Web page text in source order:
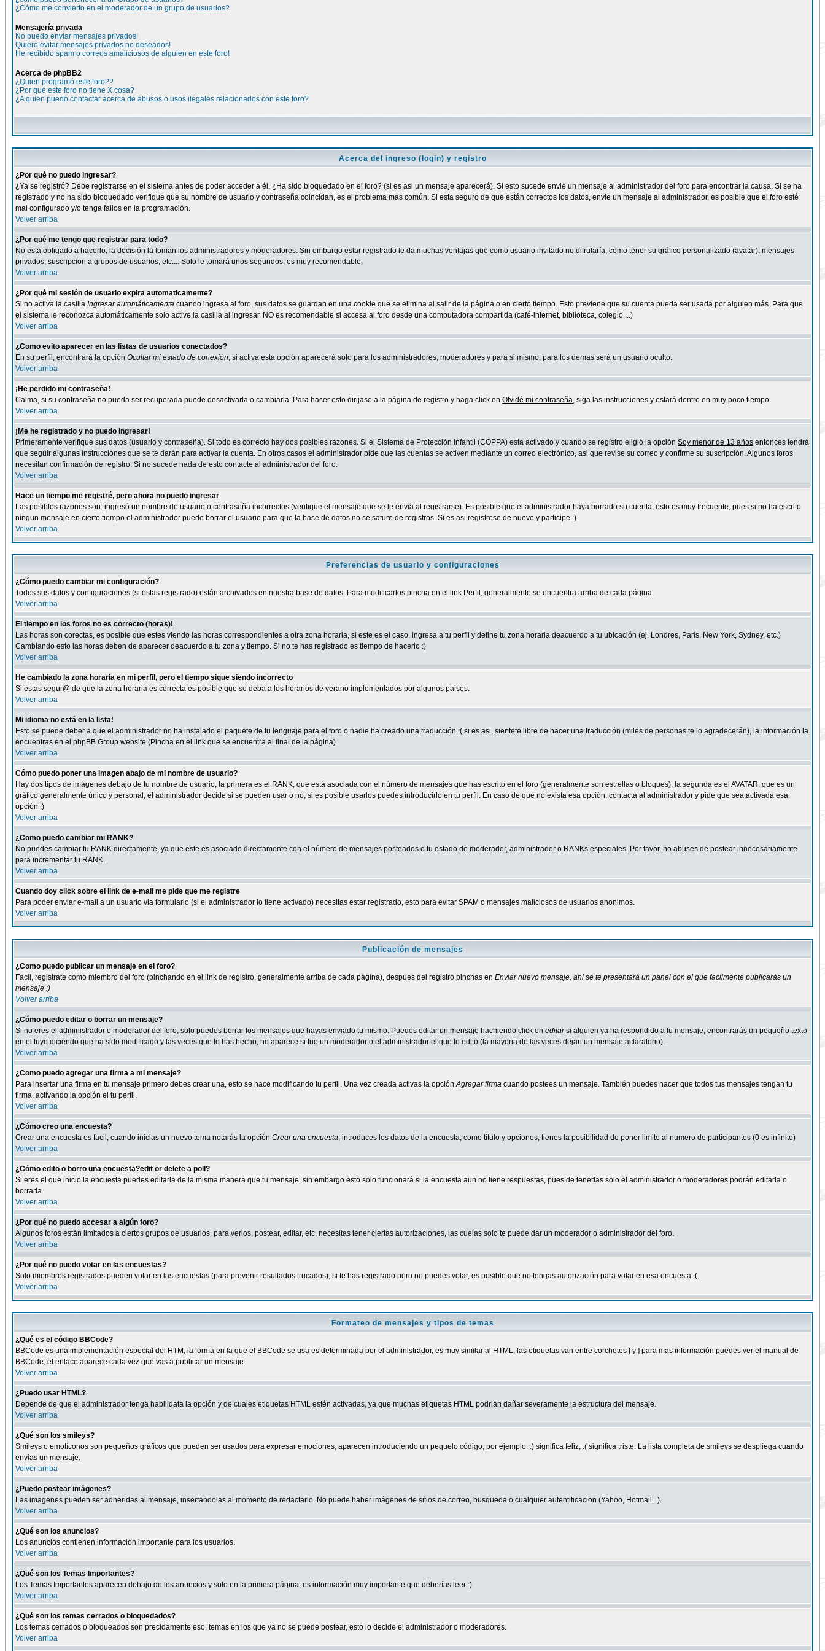
¿Cómo me convierto en el moderador de un grupo de usuarios?
Mensajería privada
No puedo enviar mensajes privados!
Quiero evitar mensajes privados no deseados!
He recibido spam o correos amaliciosos de alguien en este foro!
Acerca de phpBB2
¿Quien programó este foro??
¿Por qué este foro no tiene X cosa?
¿A quien puedo contactar acerca de abusos o usos ilegales relacionados con este foro?
Acerca del ingreso (login) y registro
¿Por qué no puedo ingresar?
¿Ya se registró? Debe registrarse en el sistema antes de poder acceder a él. ¿Ha sido bloquedado en el foro? (si es asi un mensaje aparecerá). Si esto sucede envie un mensaje al administrador del foro para encontrar la causa. Si se ha
registrado y no ha sido bloquedado verifique que su nombre de usuario y contraseña coincidan, es el problema mas común. Si esta seguro de que están correctos los datos, envie un mensaje al administrador, es posible que el foro esté
mal configurado y/o tenga fallos en la programación.
Volver arriba
¿Por qué me tengo que registrar para todo?
No esta obligado a hacerlo, la decisión la toman los administradores y moderadores. Sin embargo estar registrado le da muchas ventajas que como usuario invitado no difrutaría, como tener su gráfico personalizado (avatar), mensajes
privados, suscripcion a grupos de usuarios, etc.... Solo le tomará unos segundos, es muy recomendable.
Volver arriba
¿Por qué mi sesión de usuario expira automaticamente?
Si no activa la casilla Ingresar automáticamente cuando ingresa al foro, sus datos se guardan en una cookie que se elimina al salir de la página o en cierto tiempo. Esto previene que su cuenta pueda ser usada por alguien más. Para que
el sistema le reconozca automáticamente solo active la casilla al ingresar. NO es recomendable si accesa al foro desde una computadora compartida (café-internet, biblioteca, colegio ...)
Volver arriba
¿Como evito aparecer en las listas de usuarios conectados?
En su perfil, encontrará la opción Ocultar mi estado de conexión, si activa esta opción aparecerá solo para los administradores, moderadores y para si mismo, para los demas será un usuario oculto.
Volver arriba
¡He perdido mi contraseña!
Calma, si su contraseña no pueda ser recuperada puede desactivarla o cambiarla. Para hacer esto dirijase a la página de registro y haga click en Olvidé mi contraseña, siga las instrucciones y estará dentro en muy poco tiempo
Volver arriba
¡Me he registrado y no puedo ingresar!
Primeramente verifique sus datos (usuario y contraseña). Si todo es correcto hay dos posibles razones. Si el Sistema de Protección Infantil (COPPA) esta activado y cuando se registro eligió la opción Soy menor de 13 años entonces tendrá
que seguir algunas instrucciones que se te darán para activar la cuenta. En otros casos el administrador pide que las cuentas se activen mediante un correo electrónico, asi que revise su correo y confirme su suscripción. Algunos foros
necesitan confirmación de registro. Si no sucede nada de esto contacte al administrador del foro.
Volver arriba
Hace un tiempo me registré, pero ahora no puedo ingresar
Las posibles razones son: ingresó un nombre de usuario o contraseña incorrectos (verifique el mensaje que se le envia al registrarse). Es posible que el administrador haya borrado su cuenta, esto es muy frecuente, pues si no ha escrito
ningun mensaje en cierto tiempo el administrador puede borrar el usuario para que la base de datos no se sature de registros. Si es asi registrese de nuevo y participe :)
Volver arriba
Preferencias de usuario y configuraciones
¿Cómo puedo cambiar mi configuración?
Todos sus datos y configuraciones (si estas registrado) están archivados en nuestra base de datos. Para modificarlos pincha en el link Perfil , generalmente se encuentra arriba de cada página.
Volver arriba
El tiempo en los foros no es correcto (horas)!
Las horas son corectas, es posible que estes viendo las horas correspondientes a otra zona horaria, si este es el caso, ingresa a tu perfil y define tu zona horaria deacuerdo a tu ubicación (ej. Londres, Paris, New York, Sydney, etc.)
Cambiando esto las horas deben de aparecer deacuerdo a tu zona y tiempo. Si no te has registrado es tiempo de hacerlo :)
Volver arriba
He cambiado la zona horaria en mi perfil, pero el tiempo sigue siendo incorrecto
Si estas segur@ de que la zona horaria es correcta es posible que se deba a los horarios de verano implementados por algunos paises.
Volver arriba
Mi idioma no está en la lista!
Esto se puede deber a que el administrador no ha instalado el paquete de tu lenguaje para el foro o nadie ha creado una traducción :( si es asi, sientete libre de hacer una traducción (miles de personas te lo agradecerán), la información la
encuentras en el phpBB Group website (Pincha en el link que se encuentra al final de la página)
Volver arriba
Cómo puedo poner una imagen abajo de mi nombre de usuario?
Hay dos tipos de imágenes debajo de tu nombre de usuario, la primera es el RANK, que está asociada con el número de mensajes que has escrito en el foro (generalmente son estrellas o bloques), la segunda es el AVATAR, que es un
gráfico generalmente único y personal, el administrador decide si se pueden usar o no, si es posible usarlos puedes introducirlo en tu perfil. En caso de que no exista esa opción, contacta al administrador y pide que sea activada esa
opción :)
Volver arriba
¿Como puedo cambiar mi RANK?
No puedes cambiar tu RANK directamente, ya que este es asociado directamente con el número de mensajes posteados o tu estado de moderador, administrador o RANKs especiales. Por favor, no abuses de postear innecesariamente
para incrementar tu RANK.
Volver arriba
Cuando doy click sobre el link de e-mail me pide que me registre
Para poder enviar e-mail a un usuario via formulario (si el administrador lo tiene activado) necesitas estar registrado, esto para evitar SPAM o mensajes maliciosos de usuarios anonimos.
Volver arriba
Publicación de mensajes
¿Como puedo publicar un mensaje en el foro?
Facil, registrate como miembro del foro (pinchando en el link de registro, generalmente arriba de cada página), despues del registro pinchas en Enviar nuevo mensaje, ahi se te presentará un panel con el que facilmente publicarás un
mensaje :)
Volver arriba
¿Cómo puedo editar o borrar un mensaje?
Si no eres el administrador o moderador del foro, solo puedes borrar los mensajes que hayas enviado tu mismo. Puedes editar un mensaje hachiendo click en editarsi alguien ya ha respondido a tu mensaje, encontrarás un pequeño texto
en el tuyo diciendo que ha sido modificado y las veces que lo has hecho, no aparece si fue un moderador o el administrador el que lo edito (la mayoria de las veces dejan un mensaje aclaratorio).
Volver arriba
¿Como puedo agregar una firma a mi mensaje?
Para insertar una firma en tu mensaje primero debes crear una, esto se hace modificando tu perfil. Una vez creada activas la opciónAgregar firma cuando postees un mensaje. También puedes hacer que todos tus mensajes tengan tu
firma, activando la opción el tu perfil.
Volver arriba
¿Cómo creo una encuesta?
Crear una encuesta es facil, cuando inicias un nuevo tema notarás la opción Crear una encuesta, introduces los datos de la encuesta, como titulo y opciones, tienes la posibilidad de poner limite al numero de participantes (0 es infinito)
Volver arriba
¿Cómo edito o borro una encuesta?edit or delete a poll?
Si eres el que inicio la encuesta puedes editarla de la misma manera que tu mensaje, sin embargo esto solo funcionará si la encuesta aun no tiene respuestas, pues de tenerlas solo el administrador o moderadores podrán editarla o
borrarla
Volver arriba
¿Por qué no puedo accesar a algún foro?
Algunos foros están limitados a ciertos grupos de usuarios, para verlos, postear, editar, etc, necesitas tener ciertas autorizaciones, las cuelas solo te puede dar un moderador o administrador del foro.
Volver arriba
¿Por qué no puedo votar en las encuestas?
Solo miembros registrados pueden votar en las encuestas (para prevenir resultados trucados), si te has registrado pero no puedes votar, es posible que no tengas autorización para votar en esa encuesta :(.
Volver arriba
Formateo de mensajes y tipos de temas
¿Qué es el código BBCode?
BBCode es una implementación especial del HTM, la forma en la que el BBCode se usa es determinada por el administrador, es muy similar al HTML, las etiquetas van entre corchetes [ y ] para mas información puedes ver el manual de
BBCode, el enlace aparece cada vez que vas a publicar un mensaje.
Volver arriba
¿Puedo usar HTML?
Depende de que el administrador tenga habilidata la opción y de cuales etiquetas HTML estén activadas, ya que muchas etiquetas HTML podrian dañar severamente la estructura del mensaje.
Volver arriba
¿Qué son los smileys?
Smileys o emotíconos son pequeños gráficos que pueden ser usados para expresar emociones, aparecen introduciendo un pequelo código, por ejemplo: :) significa feliz, :( significa triste. La lista completa de smileys se despliega cuando
envias un mensaje.
Volver arriba
¿Puedo postear imágenes?
Las imagenes pueden ser adheridas al mensaje, insertandolas al momento de redactarlo. No puede haber imágenes de sitios de correo, busqueda o cualquier autentificacion (Yahoo, Hotmail...).
Volver arriba
¿Qué son los anuncios?
Los anuncios contienen información importante para los usuarios.
Volver arriba
¿Qué son los Temas Importantes?
Los Temas Importantes aparecen debajo de los anuncios y solo en la primera página, es información muy importante que deberías leer :)
Volver arriba
¿Qué son los temas cerrados o bloquedados?
Los temas cerrados o bloqueados son precidamente eso, temas en los que ya no se puede postear, esto lo decide el administrador o moderadores.
Volver arriba